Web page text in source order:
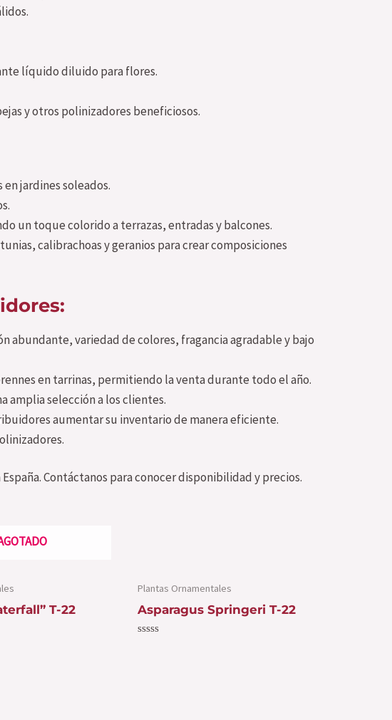
líquido diluido para flores.
y otros polinizadores beneficiosos.
jardines soleados.
un toque colorido a terrazas, entradas y balcones.
calibrachoas y geranios para crear composiciones
abundante, variedad de colores, fragancia agradable y bajo
en tarrinas, permitiendo la venta durante todo el año.
amplia selección a los clientes.
aumentar su inventario de manera eficiente.
Contáctanos para conocer disponibilidad y precios.
T-22
Plantas Ornamentales
Asparagus Springeri T-22